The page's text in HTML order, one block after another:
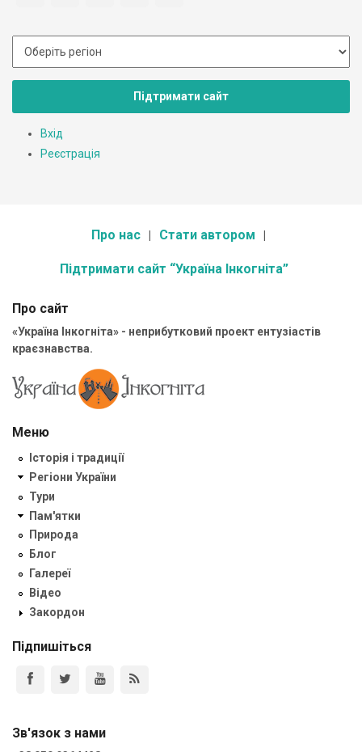
Підтримати сайт
Вхід
Реєстрація
Про нас Стати автором
Підтримати сайт “Україна Інкогніта”
Про сайт
«Україна Інкогніта» - неприбутковий проект ентузіастів
краєзнавства.
Меню
Історія і традиції
Регіони України
Тури
Пам'ятки
Природа
Блог
Галереї
Відео
Закордон
Підпишіться
Зв'язок з нами